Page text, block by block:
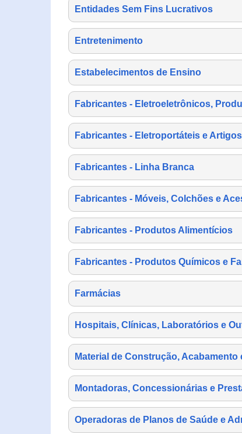
Entidades Sem Fins Lucrativos
Entretenimento
Estabelecimentos de Ensino
Fabricantes - Eletroeletrônicos,
Fabricantes - Eletroportáteis e
Fabricantes - Linha Branca
Fabricantes - Móveis, Colchões e
Fabricantes - Produtos Alimentícios
Fabricantes - Produtos Químicos e
Farmácias
Hospitais, Clínicas, Laboratórios e
Material de Construção, Acabamento
Montadoras, Concessionárias e
Operadoras de Planos de Saúde e